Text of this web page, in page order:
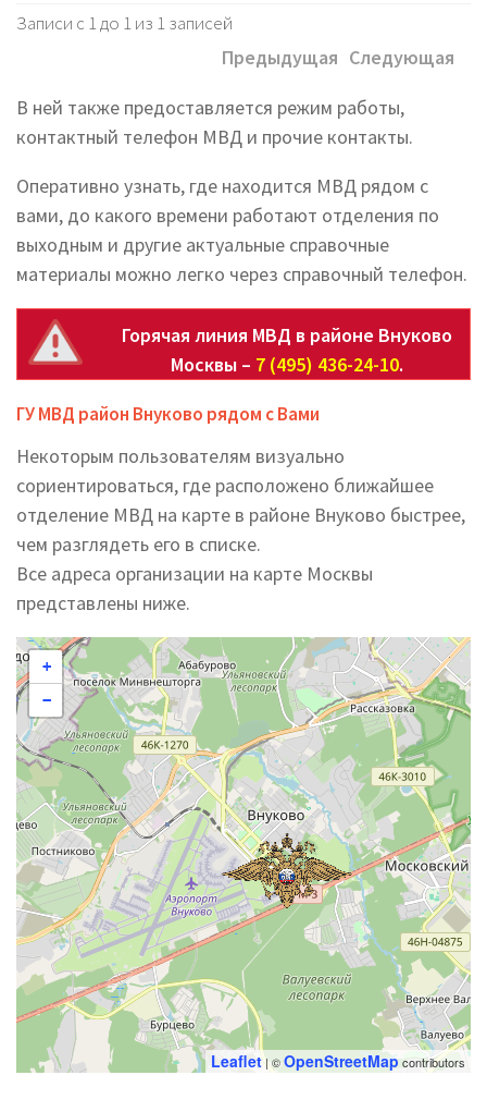
Записи с 1 до 1 из 1 записей
Предыдущая Следующая
В ней также предоставляется режим работы,
контактный телефон МВД и прочие контакты.
Оперативно узнать, где находится МВД рядом с
вами, до какого времени работают отделения по
выходным и другие актуальные справочные
материалы можно легко через справочный телефон.
Горячая линия МВД в районе Внуково
Москвы – 7 (495) 436-24-10.
ГУ МВД район Внуково рядом с Вами
Некоторым пользователям визуально
сориентироваться, где расположено ближайшее
отделение МВД на карте в районе Внуково быстрее,
чем разглядеть его в списке.
Все адреса организации на карте Москвы
представлены ниже.
+
−
Leaflet| ©OpenStreetMap contributors